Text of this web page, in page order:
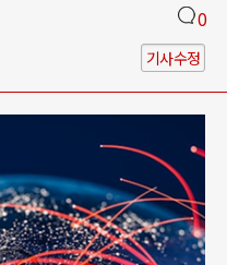
0
기사수정